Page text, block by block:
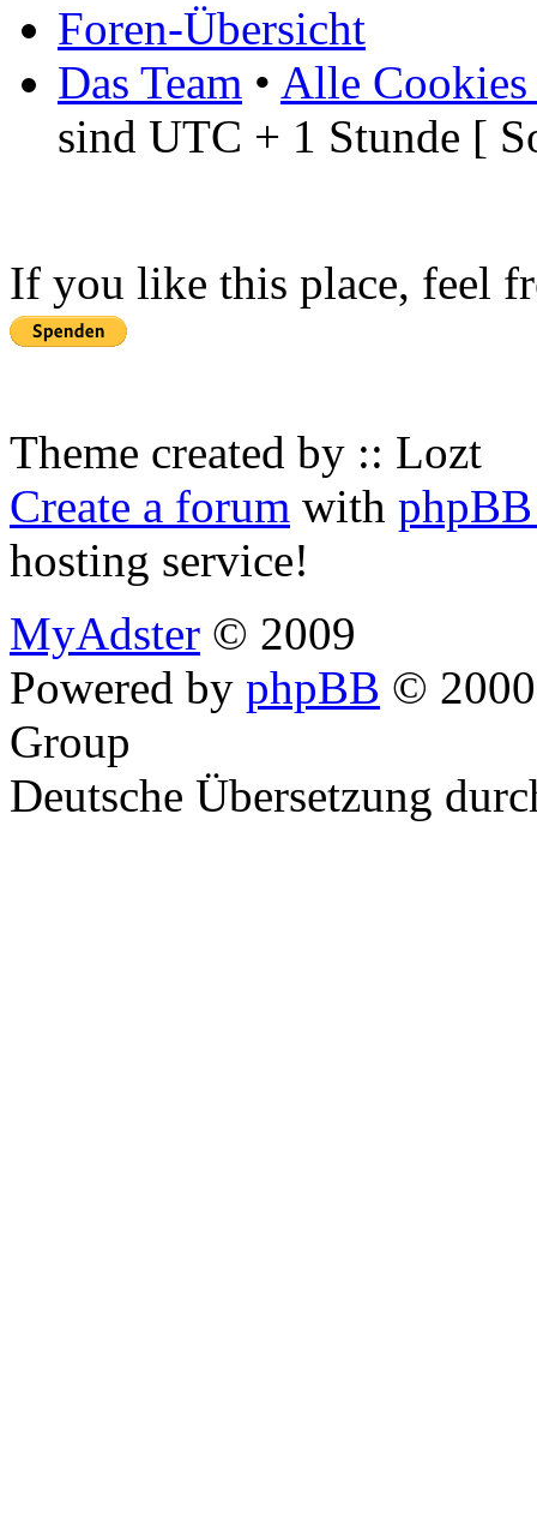
Foren-Übersicht
Das Team • Alle Cookies
sind UTC + 1 Stunde [
If you like this place, feel
Theme created by :: Lozt
Create a forum with
hosting service!
MyAdster © 2009
Powered by phpBB ©
Group
Deutsche Übersetzung